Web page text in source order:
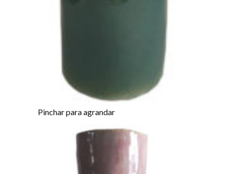
Pinchar para agrandar